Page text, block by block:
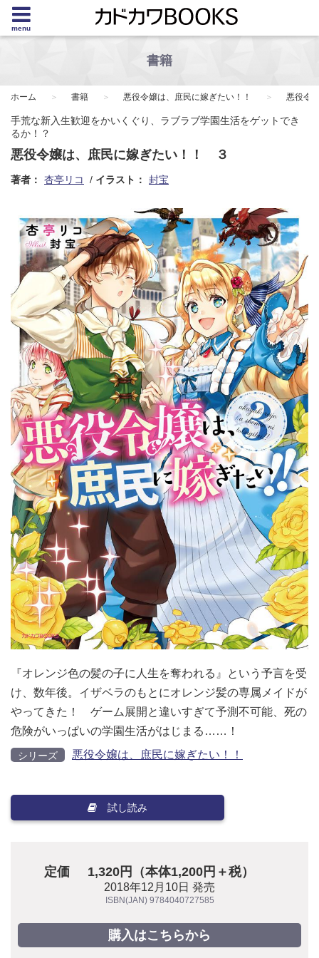
menu
書籍
ホーム 書籍 悪役令嬢は、庶民に嫁ぎたい！！ 悪役令
手荒な新入生歓迎をかいくぐり、ラブラブ学園生活をゲットでき
るか！？
悪役令嬢は、庶民に嫁ぎたい！！ ３
著者： 杏亭リコ イラスト： 封宝
『オレンジ色の髪の子に人生を奪われる』という予言を受
け、数年後。イザベラのもとにオレンジ髪の専属メイドが
やってきた！ ゲーム展開と違いすぎて予測不可能、死の
危険がいっぱいの学園生活がはじまる……！
シリーズ 悪役令嬢は、庶民に嫁ぎたい！！
試し読み
定価 1,320円（本体1,200円＋税）
2018年12月10日 発売
ISBN(JAN) 9784040727585
購入はこちらから